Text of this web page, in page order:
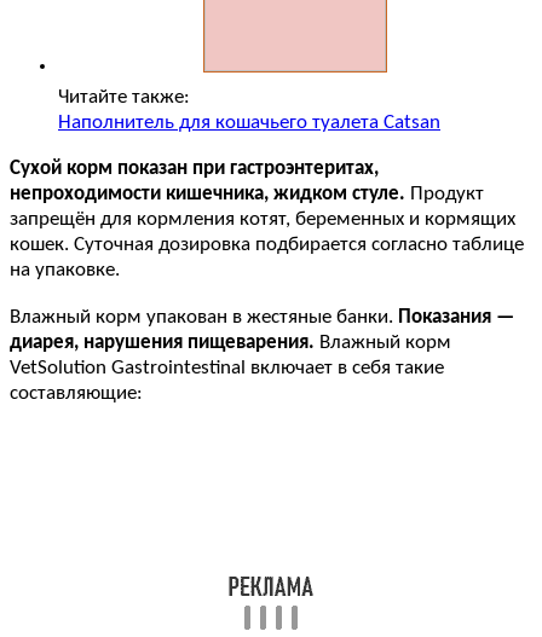
Читайте также:
Наполнитель для кошачьего туалета Catsan
Сухой корм показан при гастроэнтеритах,
непроходимости кишечника, жидком стуле. Продукт
запрещён для кормления котят, беременных и кормящих
кошек. Суточная дозировка подбирается согласно таблице
на упаковке.
Влажный корм упакован в жестяные банки. Показания —
диарея, нарушения пищеварения. Влажный корм
VetSolution Gastrointestinal включает в себя такие
составляющие: